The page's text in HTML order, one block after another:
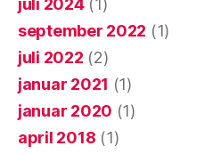
juli 2024(1)
september 2022 (1)
juli 2022 (2)
januar 2021 (1)
januar 2020 (1)
april 2018 (1)